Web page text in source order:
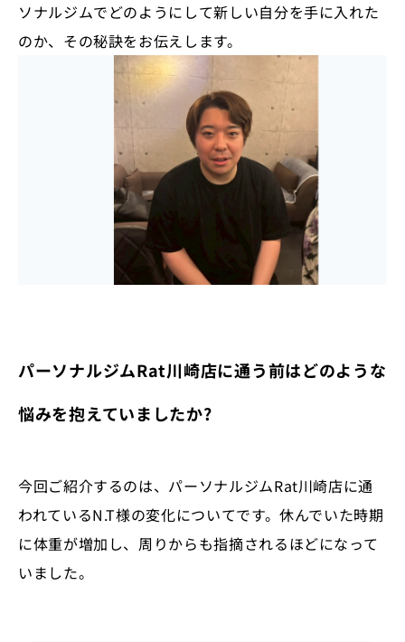
ソナルジムでどのようにして新しい自分を手に入れた
のか、その秘訣をお伝えします。
パーソナルジムRat川崎店に通う前はどのような
悩みを抱えていましたか?
今回ご紹介するのは、パーソナルジムRat川崎店に通
われているN.T様の変化についてです。休んでいた時期
に体重が増加し、周りからも指摘されるほどになって
いました。